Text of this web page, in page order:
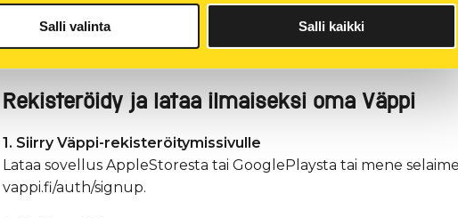
Salli valinta Salli kaikki
Rekisteröidy ja lataa ilmaiseksi oma Väppi
1. Siirry Väppi-rekisteröitymissivulle
Lataa sovellus AppleStoresta tai GooglePlaysta tai mene
vappi.fi/auth/signup.